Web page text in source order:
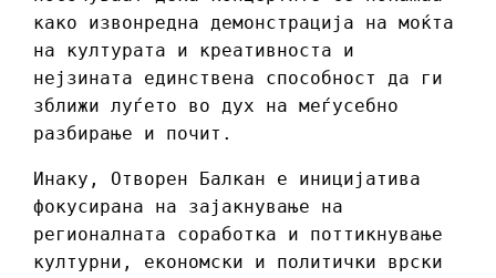
како извонредна демонстрација на моќта
на културата и креативноста и
нејзината единствена способност да ги
зближи луѓето во дух на меѓусебно
разбирање и почит.
Инаку, Отворен Балкан е иницијатива
фокусирана на зајакнување на
регионалната соработка и поттикнување
културни, економски и политички врски